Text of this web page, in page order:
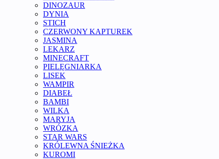
DINOZAUR
DYNIA
STICH
CZERWONY KAPTUREK
JASMINA
LEKARZ
MINECRAFT
PIELĘGNIARKA
LISEK
WAMPIR
DIABEŁ
BAMBI
WILKA
MARYJA
WRÓZKA
STAR WARS
KRÓLEWNA ŚNIEŻKA
KUROMI